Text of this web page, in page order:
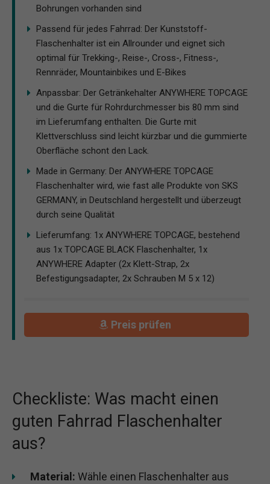
Bohrungen vorhanden sind
Passend für jedes Fahrrad: Der Kunststoff-
Flaschenhalter ist ein Allrounder und eignet sich
optimal für Trekking-, Reise-, Cross-, Fitness-,
Rennräder, Mountainbikes und E-Bikes
Anpassbar: Der Getränkehalter ANYWHERE TOPCAGE
und die Gurte für Rohrdurchmesser bis 80 mm sind
im Lieferumfang enthalten. Die Gurte mit
Klettverschluss sind leicht kürzbar und die gummierte
Oberfläche schont den Lack.
Made in Germany: Der ANYWHERE TOPCAGE
Flaschenhalter wird, wie fast alle Produkte von SKS
GERMANY, in Deutschland hergestellt und überzeugt
durch seine Qualität
Lieferumfang: 1x ANYWHERE TOPCAGE, bestehend
aus 1x TOPCAGE BLACK Flaschenhalter, 1x
ANYWHERE Adapter (2x Klett-Strap, 2x
Befestigungsadapter, 2x Schrauben M 5 x 12)
Preis prüfen
Checkliste: Was macht einen
guten Fahrrad Flaschenhalter
aus?
Material: Wähle einen Flaschenhalter aus